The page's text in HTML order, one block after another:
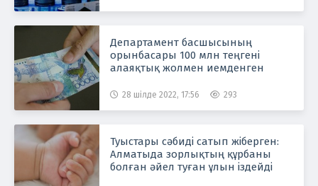
Департамент басшысының
орынбасары 100 млн теңгені
алаяқтық жолмен иемденген
28 шілде 2022, 17:56 293
Туыстары сәбиді сатып жіберген:
Алматыда зорлықтың құрбаны
болған әйел туған ұлын іздейді